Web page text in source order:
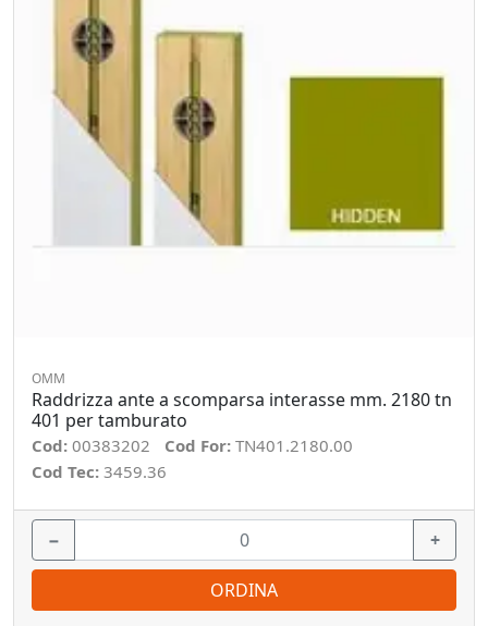
OMM
Raddrizza ante a scomparsa interasse mm. 2180 tn
401 per tamburato
Cod: 00383202 Cod For: TN401.2180.00
Cod Tec: 3459.36
− +
ORDINA